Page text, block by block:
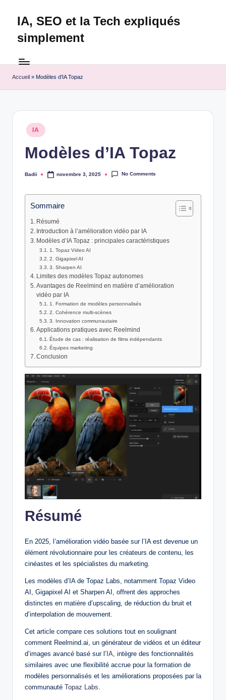
IA, SEO et la Tech expliqués
simplement
est
votre
destination
pour
l'actualité
tech.
Découvrez
des
les
dernières
Accueil » Modèles d’IA Topaz
Posted
in
IA
Modèles d’IA Topaz
Posted
Badii novembre 3, 2025 No Comments
Sommaire
Résumé
Introduction à l’amélioration vidéo par IA
Modèles d’IA Topaz : principales caractéristiques
1. Topaz Video AI
2. Gigapixel AI
3. Sharpen AI
Limites des modèles Topaz autonomes
Avantages de Reelmind en matière d’amélioration
vidéo par IA
1. Formation de modèles personnalisés
2. Cohérence multi-scènes
3. Innovation communautaire
Applications pratiques avec Reelmind
Étude de cas : réalisation de films indépendants
Équipes marketing
Conclusion
Résumé
En 2025, l’amélioration vidéo basée sur l’IA est devenue un
élément révolutionnaire pour les créateurs de contenu, les
cinéastes et les spécialistes du marketing.
Les modèles d’IA de Topaz Labs, notamment Topaz Video
AI, Gigapixel AI et Sharpen AI, offrent des approches
distinctes en matière d’upscaling, de réduction du bruit et
d’interpolation de mouvement.
Cet article compare ces solutions tout en soulignant
comment Reelmind.ai, un générateur de vidéos et un éditeur
d’images avancé basé sur l’ IA , intègre des fonctionnalités
similaires avec une flexibilité accrue pour la formation de
modèles personnalisés et les améliorations proposées par la
communauté Topaz Labs